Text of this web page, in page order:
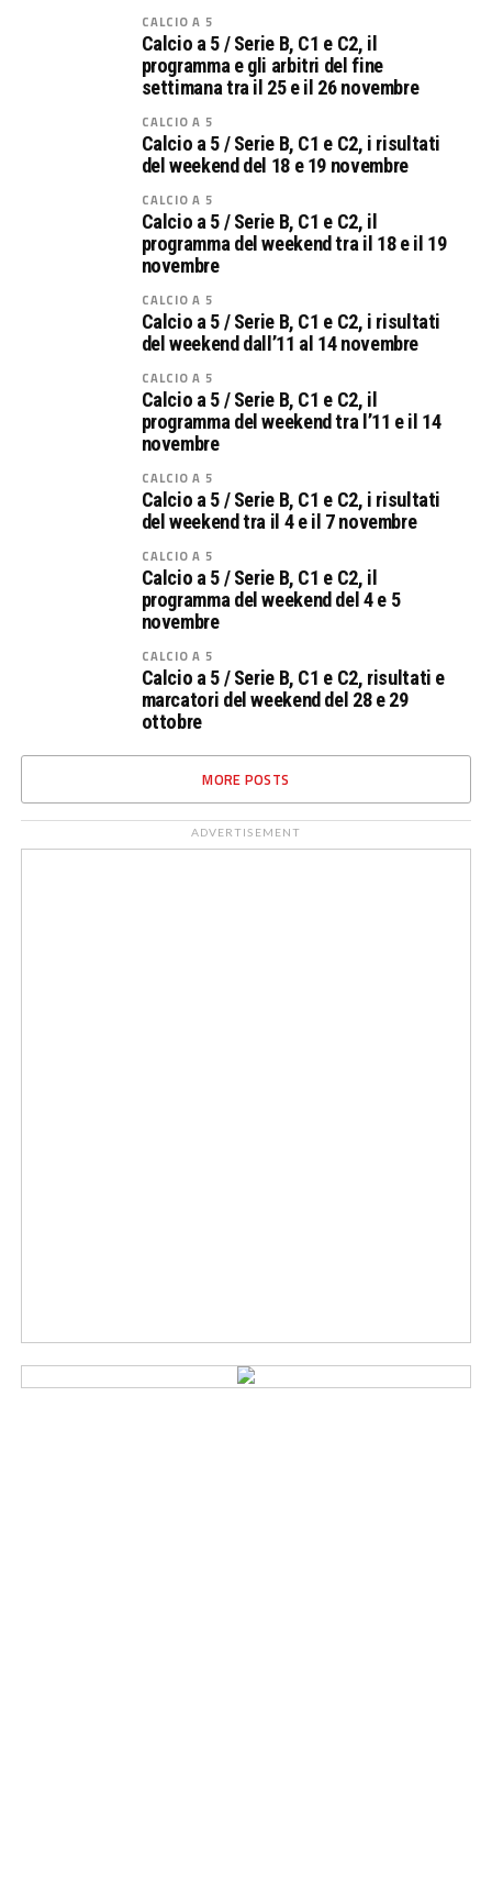
CALCIO A 5
Calcio a 5 / Serie B, C1 e C2, il
programma e gli arbitri del fine
settimana tra il 25 e il 26 novembre
CALCIO A 5
Calcio a 5 / Serie B, C1 e C2, i risultati
del weekend del 18 e 19 novembre
CALCIO A 5
Calcio a 5 / Serie B, C1 e C2, il
programma del weekend tra il 18 e il 19
novembre
CALCIO A 5
Calcio a 5 / Serie B, C1 e C2, i risultati
del weekend dall’11 al 14 novembre
CALCIO A 5
Calcio a 5 / Serie B, C1 e C2, il
programma del weekend tra l’11 e il 14
novembre
CALCIO A 5
Calcio a 5 / Serie B, C1 e C2, i risultati
del weekend tra il 4 e il 7 novembre
CALCIO A 5
Calcio a 5 / Serie B, C1 e C2, il
programma del weekend del 4 e 5
novembre
CALCIO A 5
Calcio a 5 / Serie B, C1 e C2, risultati e
marcatori del weekend del 28 e 29
ottobre
MORE POSTS
ADVERTISEMENT